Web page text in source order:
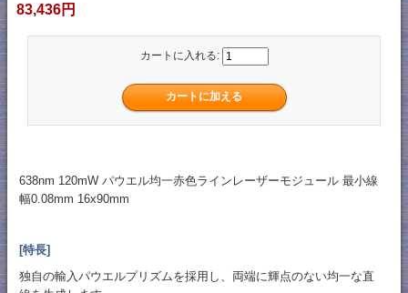
83,436円
カートに入れる:
638nm 120mW パウエル均一赤色ラインレーザーモジュール 最小線
幅0.08mm 16x90mm
[特長]
独自の輸入パウエルプリズムを採用し、両端に輝点のない均一な直